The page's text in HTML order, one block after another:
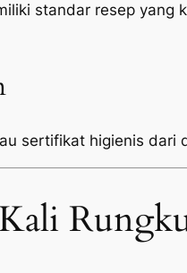
standar resep yang
sertifikat higienis dari